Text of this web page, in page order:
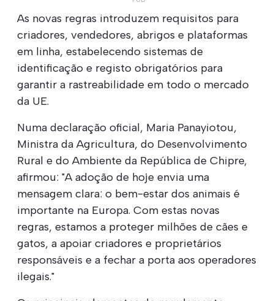
As novas regras introduzem requisitos para
criadores, vendedores, abrigos e plataformas
em linha, estabelecendo sistemas de
identificação e registo obrigatórios para
garantir a rastreabilidade em todo o mercado
da UE.
Numa declaração oficial, Maria Panayiotou,
Ministra da Agricultura, do Desenvolvimento
Rural e do Ambiente da República de Chipre,
afirmou: "A adoção de hoje envia uma
mensagem clara: o bem-estar dos animais é
importante na Europa. Com estas novas
regras, estamos a proteger milhões de cães e
gatos, a apoiar criadores e proprietários
responsáveis e a fechar a porta aos operadores
ilegais."